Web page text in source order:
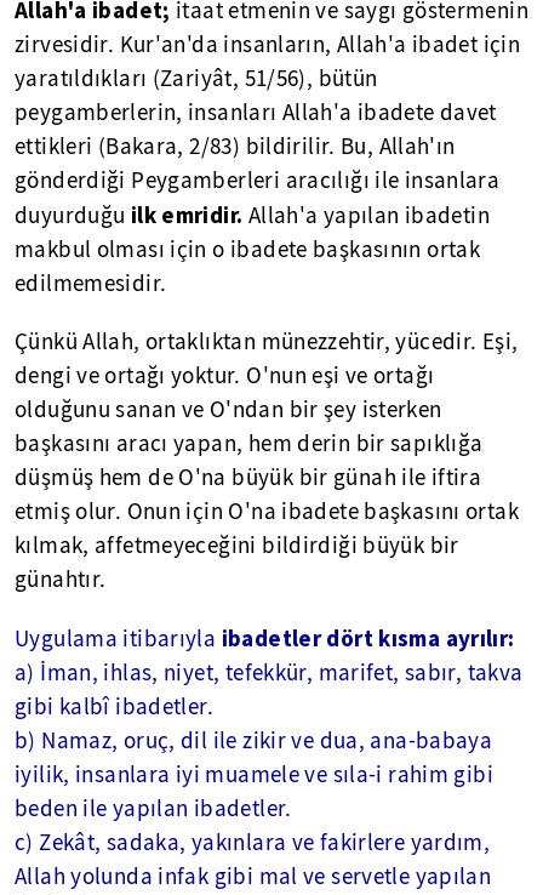
Allah'a ibadet; itaat etmenin ve saygı göstermenin
zirvesidir. Kur'an'da insanların, Allah'a ibadet için
yaratıldıkları (Zariyât, 51/56), bütün
peygamberlerin, insanları Allah'a ibadete davet
ettikleri (Bakara, 2/83) bildirilir. Bu, Allah'ın
gönderdiği Peygamberleri aracılığı ile insanlara
duyurduğu ilk emridir. Allah'a yapılan ibadetin
makbul olması için o ibadete başkasının ortak
edilmemesidir.
Çünkü Allah, ortaklıktan münezzehtir, yücedir. Eşi,
dengi ve ortağı yoktur. O'nun eşi ve ortağı
olduğunu sanan ve O'ndan bir şey isterken
başkasını aracı yapan, hem derin bir sapıklığa
düşmüş hem de O'na büyük bir günah ile iftira
etmiş olur. Onun için O'na ibadete başkasını ortak
kılmak, affetmeyeceğini bildirdiği büyük bir
günahtır.
Uygulama itibarıyla ibadetler dört kısma ayrılır:
a) İman, ihlas, niyet, tefekkür, marifet, sabır, takva
gibi kalbî ibadetler.
b) Namaz, oruç, dil ile zikir ve dua, ana-babaya
iyilik, insanlara iyi muamele ve sıla-i rahim gibi
beden ile yapılan ibadetler.
c) Zekât, sadaka, yakınlara ve fakirlere yardım,
Allah yolunda infak gibi mal ve servetle yapılan